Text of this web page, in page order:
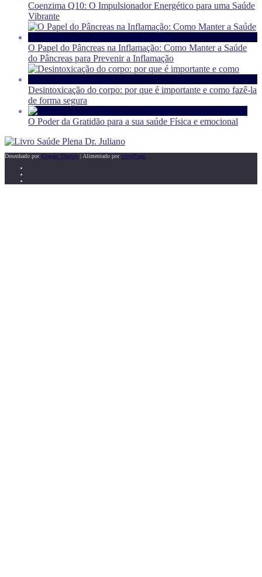
Coenzima Q10: O Impulsionador Energético para uma Saúde
Vibrante
O Papel do Pâncreas na Inflamação: Como Manter a Saúde
do Pâncreas para Prevenir a Inflamação
Desintoxicação do corpo: por que é importante e como fazê-la
de forma segura
O Poder da Gratidão para a sua saúde Física e emocional
Desenhado por Elegant Themes | Alimentado porWordPress